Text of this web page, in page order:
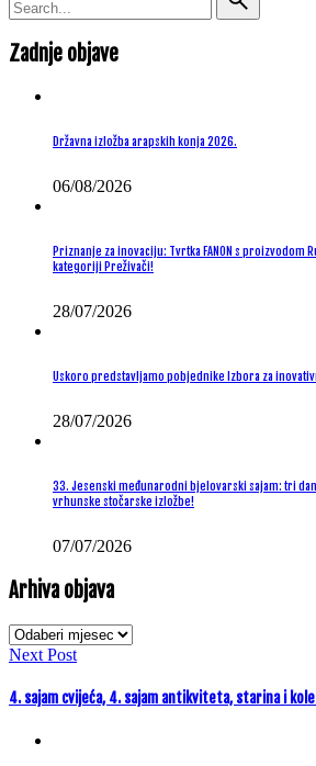
for
Zadnje objave
Državna izložba arapskih konja 2026.
06/08/2026
Priznanje za inovaciju: Tvrtka FANON s proizvodom
kategoriji Preživači!
28/07/2026
Uskoro predstavljamo pobjednike Izbora za
28/07/2026
33. Jesenski međunarodni bjelovarski sajam: tri
vrhunske stočarske izložbe!
07/07/2026
Arhiva objava
Arhiva
objava
Next Post
4. sajam cvijeća, 4. sajam antikviteta, starina i